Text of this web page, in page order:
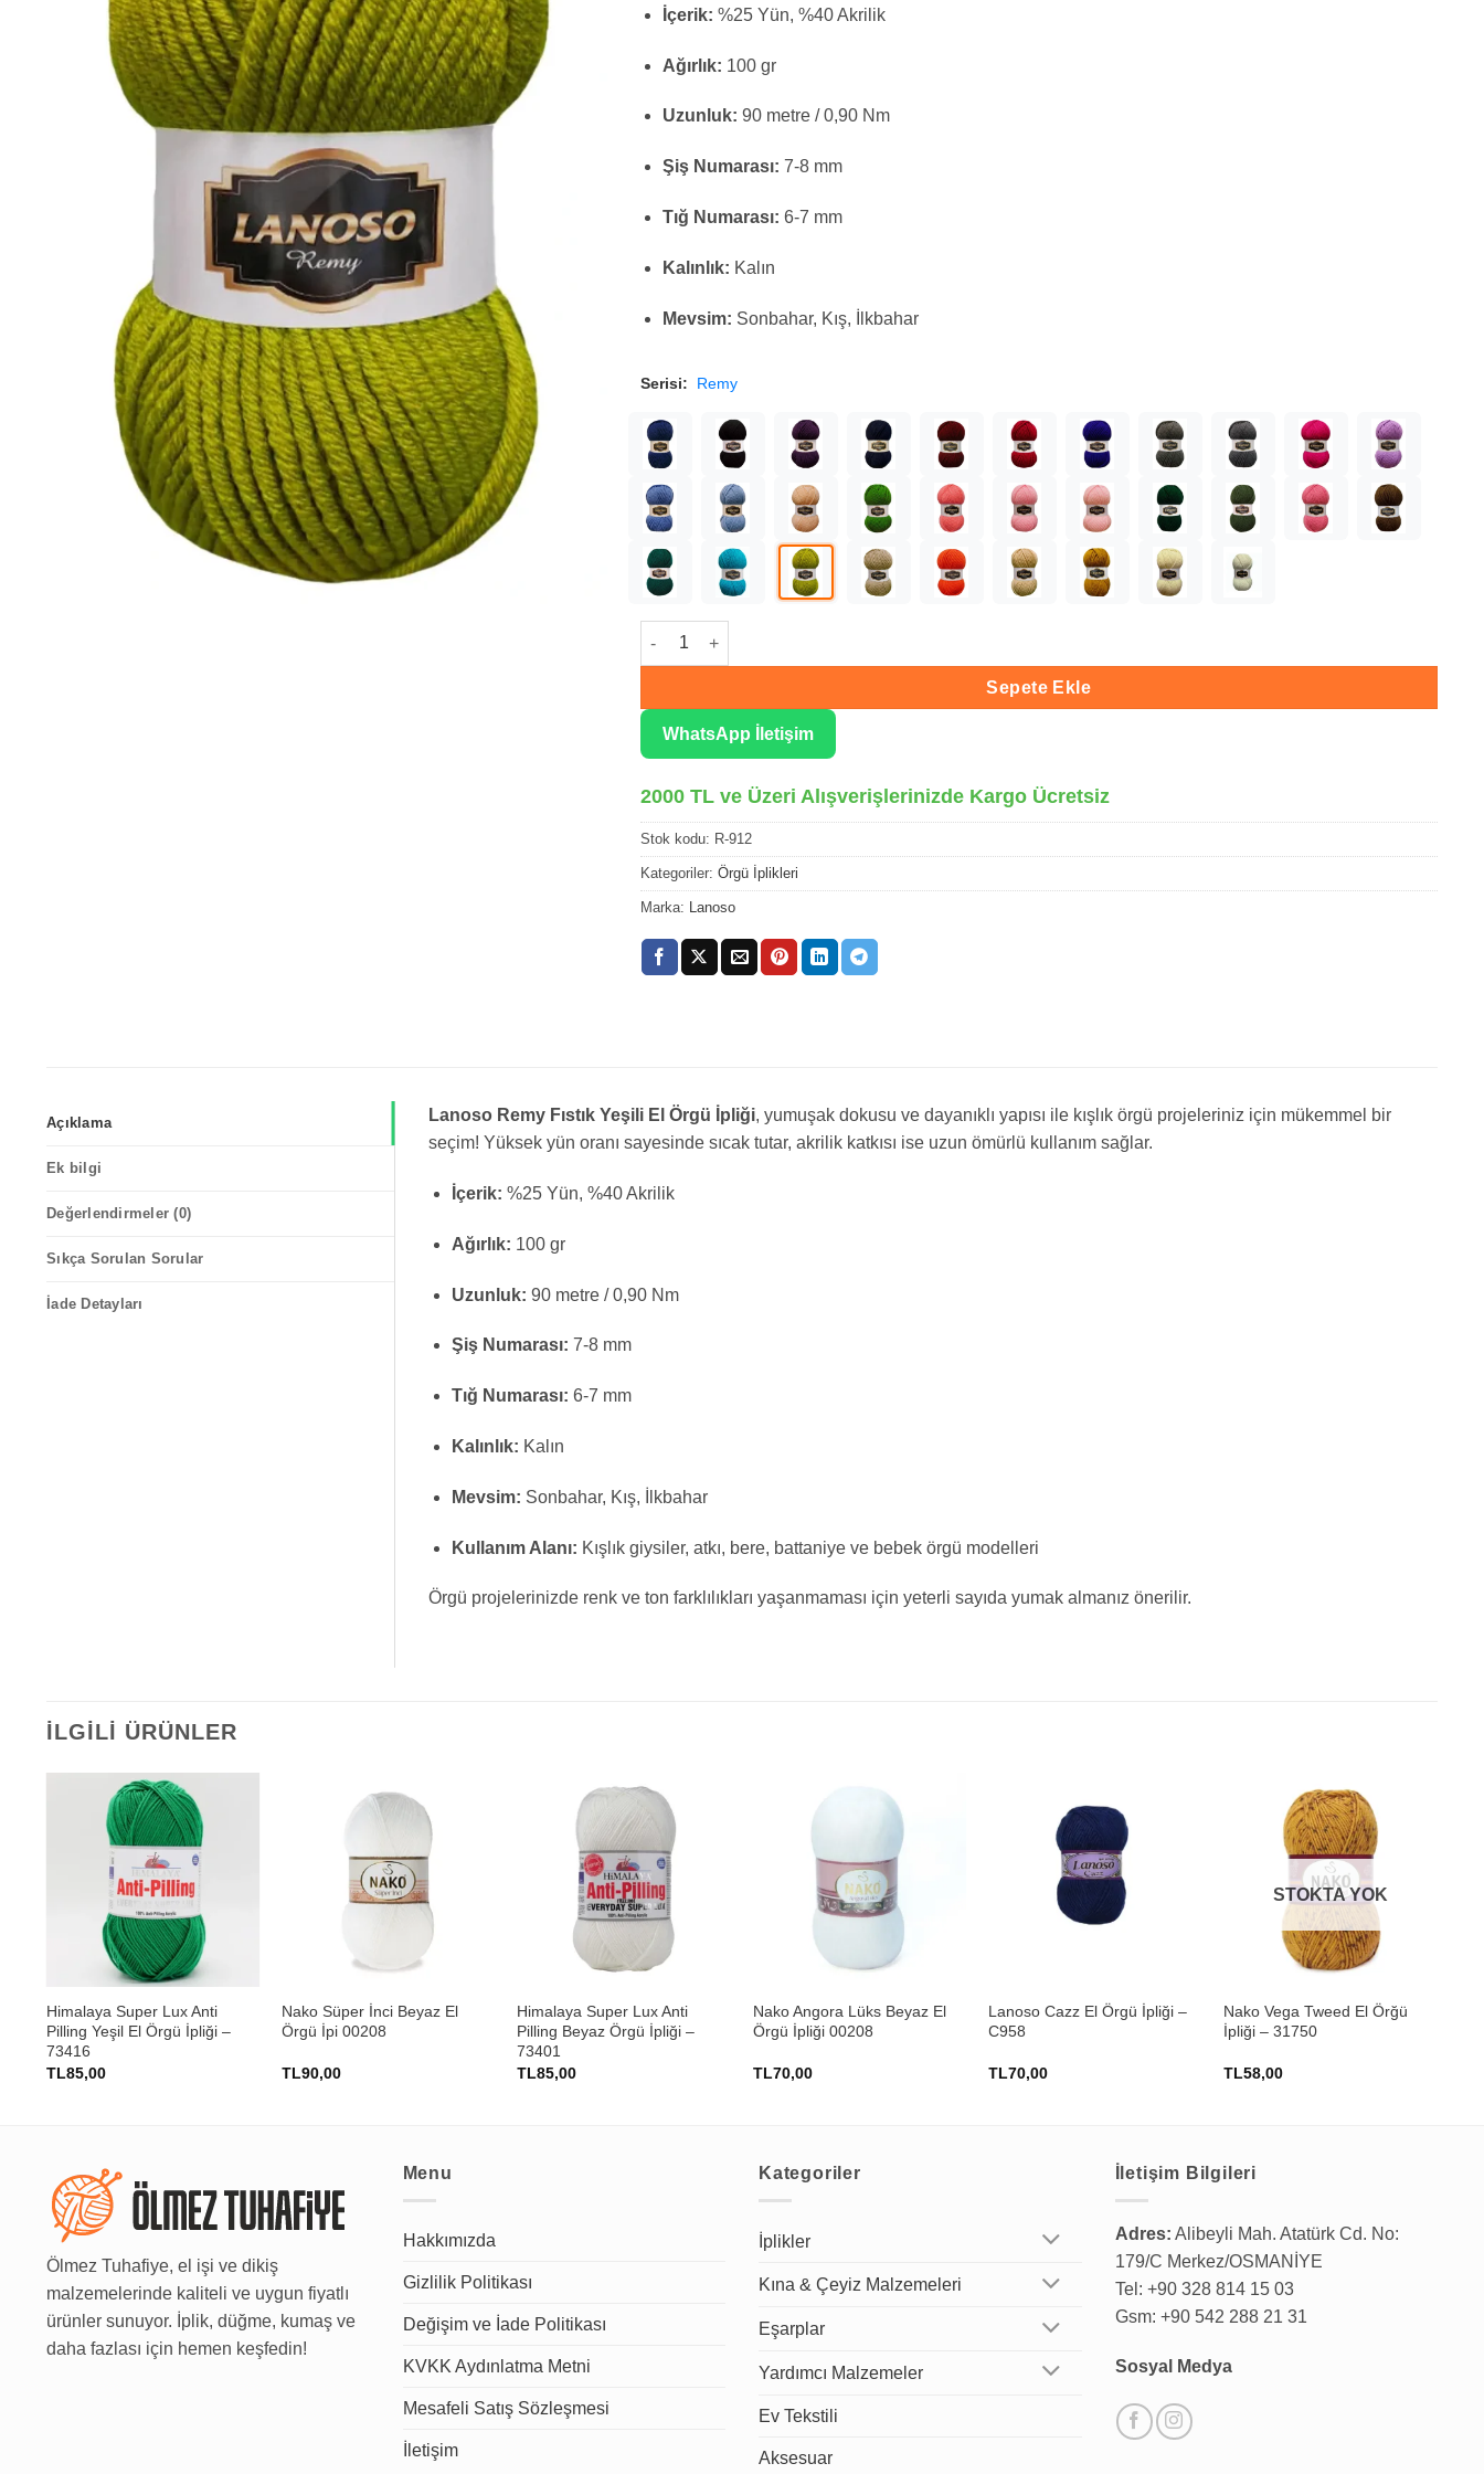
İçerik: %25 Yün, %40 Akrilik
Ağırlık: 100 gr
Uzunluk: 90 metre / 0,90 Nm
Şiş Numarası: 7-8 mm
Tığ Numarası: 6-7 mm
Kalınlık: Kalın
Mevsim: Sonbahar, Kış, İlkbahar
Serisi: Remy
Lanoso Remy Fıstık Yeşili El Örgü İpliği 912 adet
Sepete Ekle
WhatsApp İletişim
2000 TL ve Üzeri Alışverişlerinizde Kargo Ücretsiz
Stok kodu: R-912
Kategoriler: Örgü İplikleri
Marka: Lanoso
Açıklama
Ek bilgi
Değerlendirmeler (0)
Sıkça Sorulan Sorular
İade Detayları
Lanoso Remy Fıstık Yeşili El Örgü İpliği, yumuşak dokusu ve dayanıklı yapısı ile kışlık örgü projeleriniz için mükemmel bir
seçim! Yüksek yün oranı sayesinde sıcak tutar, akrilik katkısı ise uzun ömürlü kullanım sağlar.
İçerik: %25 Yün, %40 Akrilik
Ağırlık: 100 gr
Uzunluk: 90 metre / 0,90 Nm
Şiş Numarası: 7-8 mm
Tığ Numarası: 6-7 mm
Kalınlık: Kalın
Mevsim: Sonbahar, Kış, İlkbahar
Kullanım Alanı: Kışlık giysiler, atkı, bere, battaniye ve bebek örgü modelleri
Örgü projelerinizde renk ve ton farklılıkları yaşanmaması için yeterli sayıda yumak almanız önerilir.
İLGILI ÜRÜNLER
Himalaya Super Lux Anti
Pilling Yeşil El Örgü İpliği –
73416
TL85,00
Nako Süper İnci Beyaz El
Örgü İpi 00208
TL90,00
Himalaya Super Lux Anti
Pilling Beyaz Örgü İpliği –
73401
TL85,00
Nako Angora Lüks Beyaz El
Örgü İpliği 00208
TL70,00
Lanoso Cazz El Örgü İpliği –
C958
TL70,00
STOKTA YOK
Nako Vega Tweed El Örğü
İpliği – 31750
TL58,00
Ölmez Tuhafiye, el işi ve dikiş
malzemelerinde kaliteli ve uygun fiyatlı
ürünler sunuyor. İplik, düğme, kumaş ve
daha fazlası için hemen keşfedin!
Menu
Hakkımızda
Gizlilik Politikası
Değişim ve İade Politikası
KVKK Aydınlatma Metni
Mesafeli Satış Sözleşmesi
İletişim
Kategoriler
İplikler
Kına & Çeyiz Malzemeleri
Eşarplar
Yardımcı Malzemeler
Ev Tekstili
Aksesuar
İletişim Bilgileri
Adres: Alibeyli Mah. Atatürk Cd. No:
179/C Merkez/OSMANİYE
Tel: +90 328 814 15 03
Gsm: +90 542 288 21 31
Sosyal Medya